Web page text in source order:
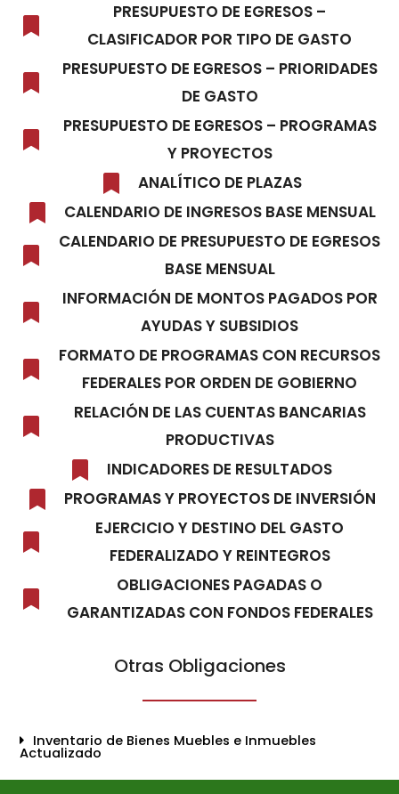
PRESUPUESTO DE EGRESOS –
CLASIFICADOR POR TIPO DE GASTO
PRESUPUESTO DE EGRESOS – PRIORIDADES
DE GASTO
PRESUPUESTO DE EGRESOS – PROGRAMAS
Y PROYECTOS
ANALÍTICO DE PLAZAS
CALENDARIO DE INGRESOS BASE MENSUAL
CALENDARIO DE PRESUPUESTO DE EGRESOS
BASE MENSUAL
INFORMACIÓN DE MONTOS PAGADOS POR
AYUDAS Y SUBSIDIOS
FORMATO DE PROGRAMAS CON RECURSOS
FEDERALES POR ORDEN DE GOBIERNO
RELACIÓN DE LAS CUENTAS BANCARIAS
PRODUCTIVAS
INDICADORES DE RESULTADOS
PROGRAMAS Y PROYECTOS DE INVERSIÓN
EJERCICIO Y DESTINO DEL GASTO
FEDERALIZADO Y REINTEGROS
OBLIGACIONES PAGADAS O
GARANTIZADAS CON FONDOS FEDERALES
Otras Obligaciones
Inventario de Bienes Muebles e Inmuebles
Actualizado